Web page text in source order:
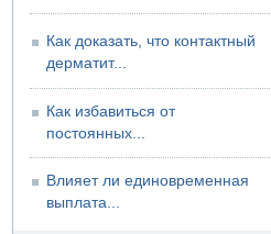
Как доказать, что контактный
дерматит...
Как избавиться от
постоянных...
Влияет ли единовременная
выплата...